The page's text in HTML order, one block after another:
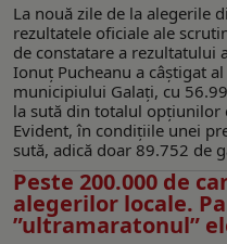
La nouă zile de la alegerile
rezultatele oficiale ale
de constatare a rezultatului
Ionuţ Pucheanu a câştigat
municipiului Galaţi, cu
la sută din totalul opţiunilor
Evident, în condiţiile unei
sută, adică doar 89.752 de
Peste 200.000 de
alegerilor locale.
”ultramaratonul”